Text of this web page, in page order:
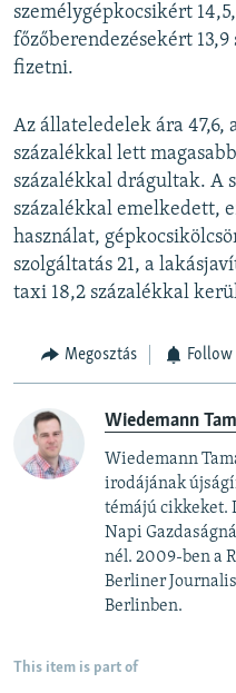
személygépkocsikért
főzőberendezésekért
fizetni.
Az állateledelek ára 47,6,
százalékkal lett
százalékkal drágultak. A
százalékkal emelkedett,
használat,
szolgáltatás 21, a
taxi 18,2 százalékkal
Megosztás Follow
Wiedemann
Wiedemann
irodájának
témájú cikkeket.
Napi
nél. 2009-ben a
Berliner
Berlinben.
This item is part of